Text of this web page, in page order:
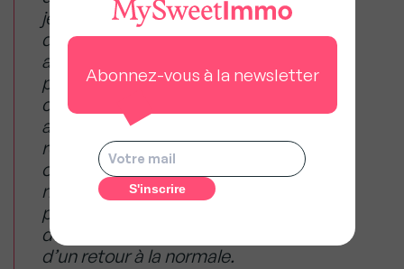
jeunes qui semblent retrouver l’envie
de se lancer dans un projet immobilier
après la période estivale, et par les
personnes appartenant aux
catégories socioprofessionnelles
aisées. Les primo-accédants sont de
retour sur le marché de l’immobilier et
ont ainsi retrouvé l’optimisme
nécessaire pour se lancer dans un
projet immobilier, signe peut-être
d’une amorce de sortie de crise et
d’un retour à la normale.
Abonnez-vous à la newsletter